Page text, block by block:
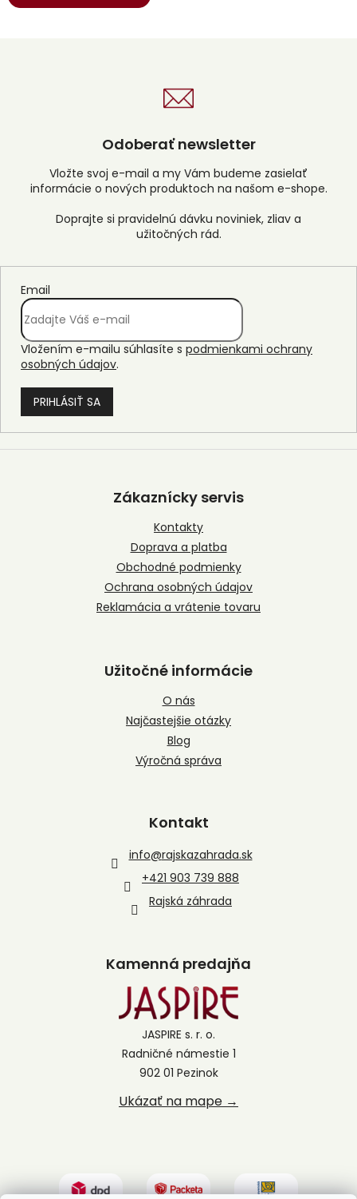
Odoberať newsletter
Vložte svoj e-mail a my Vám budeme zasielať
informácie o nových produktoch na našom e-shope.
Email
Vložením e-mailu súhlasíte s podmienkami ochrany
osobných údajov.
PRIHLÁSIŤ SA
Z
Zákaznícky servis
Kontakty
Doprava a platba
Obchodné podmienky
Ochrana osobných údajov
Reklamácia a vrátenie tovaru
Užitočné informácie
O nás
Najčastejšie otázky
Blog
Výročná správa
Kontakt
info@rajskazahrada.sk
+421 903 739 888
Rajská záhrada
Kamenná predajňa
JASPIRE s. r. o.
Radničné námestie 1
902 01 Pezinok
Ukázať na mape →